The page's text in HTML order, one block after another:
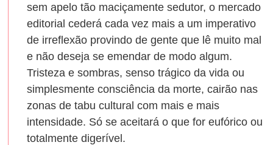
sem apelo tão maciçamente sedutor, o mercado
editorial cederá cada vez mais a um imperativo
de irreflexão provindo de gente que lê muito mal
e não deseja se emendar de modo algum.
Tristeza e sombras, senso trágico da vida ou
simplesmente consciência da morte, cairão nas
zonas de tabu cultural com mais e mais
intensidade. Só se aceitará o que for eufórico ou
totalmente digerível.